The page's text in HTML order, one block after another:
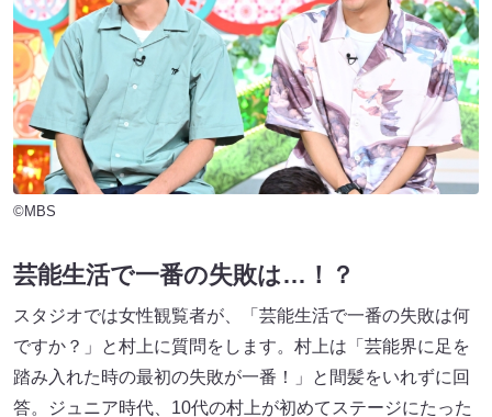
©MBS
芸能生活で一番の失敗は…！？
スタジオでは女性観覧者が、「芸能生活で一番の失敗は何
ですか？」と村上に質問をします。村上は「芸能界に足を
踏み入れた時の最初の失敗が一番！」と間髪をいれずに回
答。ジュニア時代、10代の村上が初めてステージにたった